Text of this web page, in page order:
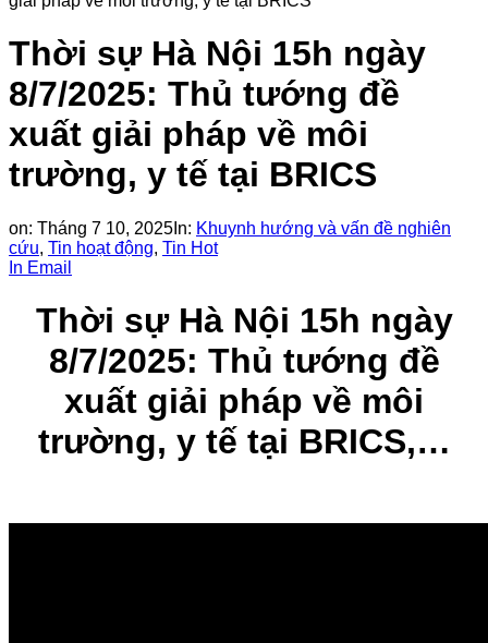
Thời sự Hà Nội 15h ngày
8/7/2025: Thủ tướng đề
xuất giải pháp về môi
trường, y tế tại BRICS
on: Tháng 7 10, 2025 In: Khuynh hướng và vấn đề nghiên
cứu, Tin hoạt động, Tin Hot
In Email
Thời sự Hà Nội 15h ngày
8/7/2025: Thủ tướng đề
xuất giải pháp về môi
trường, y tế tại BRICS,…